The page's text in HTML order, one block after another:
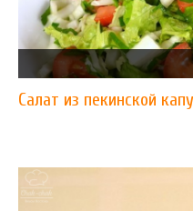
Салат из пекинской